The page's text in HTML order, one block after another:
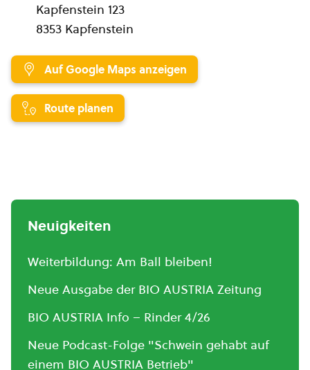
Kapfenstein 123
8353 Kapfenstein
Auf Google Maps anzeigen
Route planen
Neuigkeiten
Weiterbildung: Am Ball bleiben!
Neue Ausgabe der BIO AUSTRIA Zeitung
BIO AUSTRIA Info – Rinder 4/26
Neue Podcast-Folge "Schwein gehabt auf
einem BIO AUSTRIA Betrieb"